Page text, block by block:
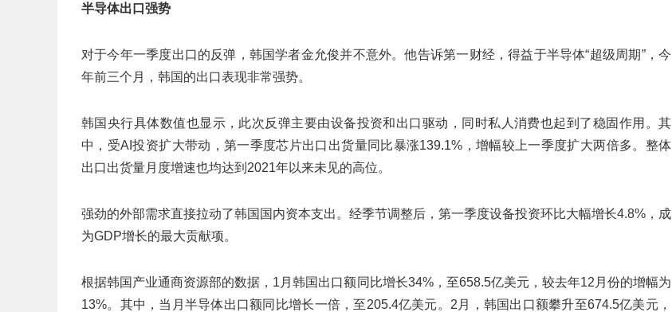
半导体出口强势
对于今年一季度出口的反弹，韩国学者金允俊并不意外。他告诉第一财经，得益于半导体“超级周期”，今
年前三个月，韩国的出口表现非常强势。
韩国央行具体数值也显示，此次反弹主要由设备投资和出口驱动，同时私人消费也起到了稳固作用。其
中，受AI投资扩大带动，第一季度芯片出口出货量同比暴涨139.1%，增幅较上一季度扩大两倍多。整体
出口出货量月度增速也均达到2021年以来未见的高位。
强劲的外部需求直接拉动了韩国国内资本支出。经季节调整后，第一季度设备投资环比大幅增长4.8%，成
为GDP增长的最大贡献项。
根据韩国产业通商资源部的数据，1月韩国出口额同比增长34%，至658.5亿美元，较去年12月份的增幅为
13%。其中，当月半导体出口额同比增长一倍，至205.4亿美元。2月，韩国出口额攀升至674.5亿美元，